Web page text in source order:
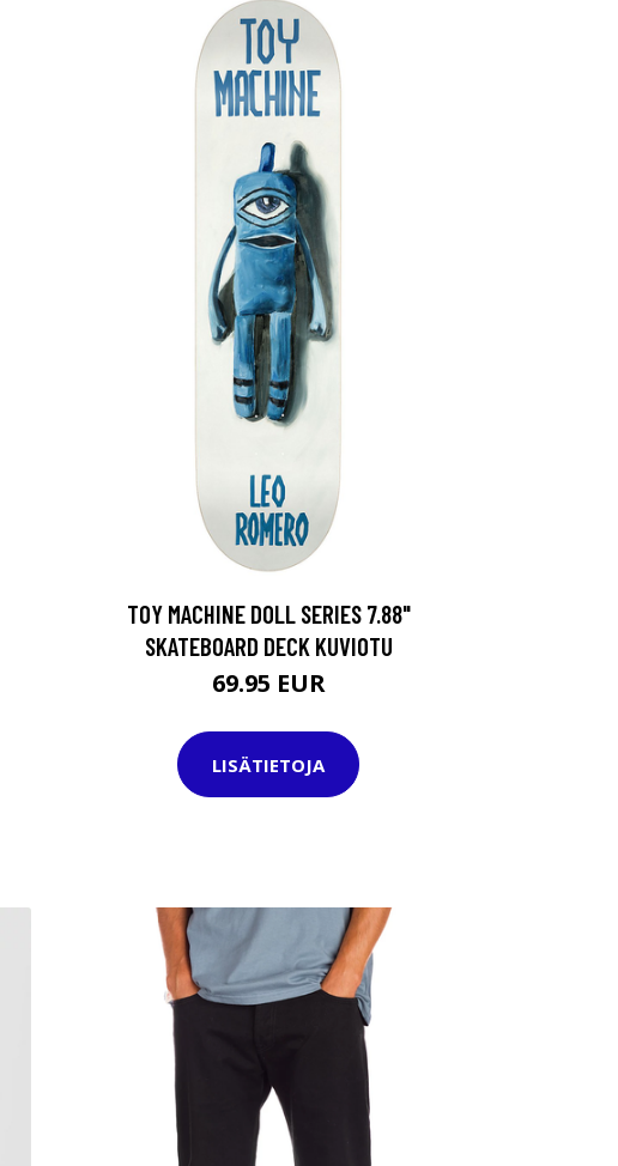
TOY MACHINE DOLL SERIES 7.88"
SKATEBOARD DECK KUVIOTU
69.95 EUR
LISÄTIETOJA